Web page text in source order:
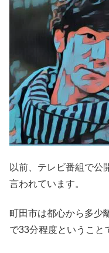
以前、テレビ番組で公
言われています。
町田市は都心から多少
で33分程度ということ